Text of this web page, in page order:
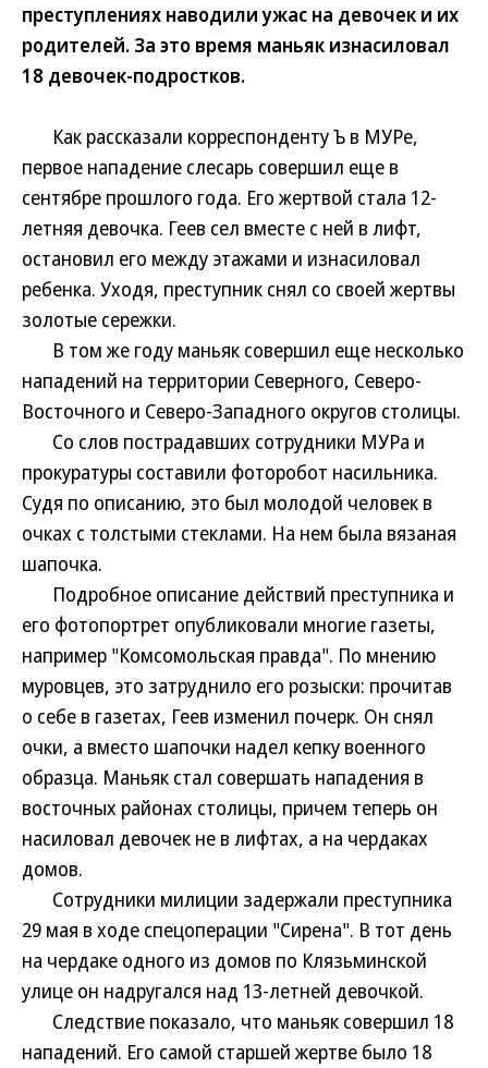
преступлениях наводили ужас на девочек и их
родителей. За это время маньяк изнасиловал
18 девочек-подростков.
Как рассказали корреспонденту Ъ в МУРе,
первое нападение слесарь совершил еще в
сентябре прошлого года. Его жертвой стала 12-
летняя девочка. Геев сел вместе с ней в лифт,
остановил его между этажами и изнасиловал
ребенка. Уходя, преступник снял со своей жертвы
золотые сережки.
В том же году маньяк совершил еще несколько
нападений на территории Северного, Северо-
Восточного и Северо-Западного округов столицы.
Со слов пострадавших сотрудники МУРа и
прокуратуры составили фоторобот насильника.
Судя по описанию, это был молодой человек в
очках с толстыми стеклами. На нем была вязаная
шапочка.
Подробное описание действий преступника и
его фотопортрет опубликовали многие газеты,
например "Комсомольская правда". По мнению
муровцев, это затруднило его розыски: прочитав
о себе в газетах, Геев изменил почерк. Он снял
очки, а вместо шапочки надел кепку военного
образца. Маньяк стал совершать нападения в
восточных районах столицы, причем теперь он
насиловал девочек не в лифтах, а на чердаках
домов.
Сотрудники милиции задержали преступника
29 мая в ходе спецоперации "Сирена". В тот день
на чердаке одного из домов по Клязьминской
улице он надругался над 13-летней девочкой.
Следствие показало, что маньяк совершил 18
нападений. Его самой старшей жертве было 18